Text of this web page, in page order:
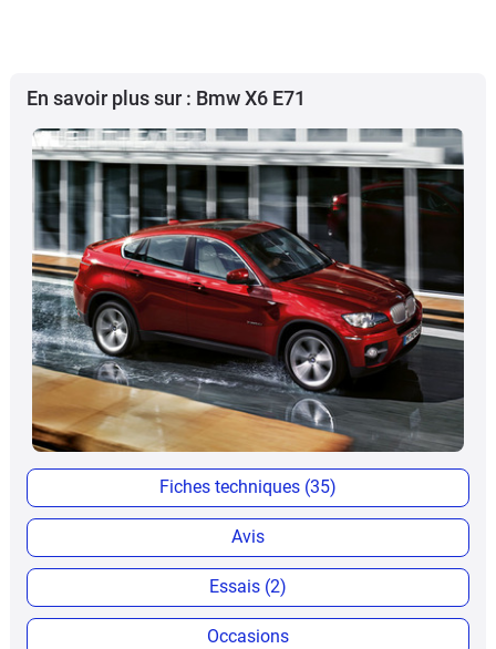
En savoir plus sur : Bmw X6 E71
Fiches techniques (35)
Avis
Essais (2)
Occasions